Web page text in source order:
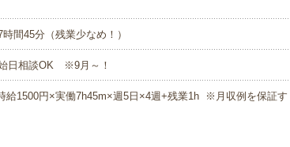
間45分（残業少なめ！）
日相談OK ※9月～！
1500円×実働7h45m×週5日×4週+残業1h ※月収例を保証す